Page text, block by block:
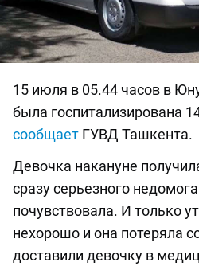
15 июля в 05.44 часов в
была госпитализирована
сообщает ГУВД Ташкента.
Девочка накануне
сразу серьезного
почувствовала. И только
нехорошо и она потеряла
доставили девочку в